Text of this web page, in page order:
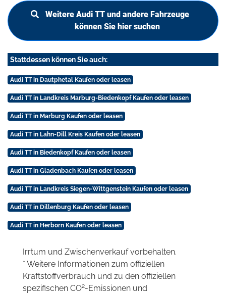
Weitere Audi TT und andere Fahrzeuge
können Sie hier suchen
Stattdessen können Sie auch:
Audi TT in Dautphetal Kaufen oder leasen
Audi TT in Landkreis Marburg-Biedenkopf Kaufen oder leasen
Audi TT in Marburg Kaufen oder leasen
Audi TT in Lahn-Dill Kreis Kaufen oder leasen
Audi TT in Biedenkopf Kaufen oder leasen
Audi TT in Gladenbach Kaufen oder leasen
Audi TT in Landkreis Siegen-Wittgenstein Kaufen oder leasen
Audi TT in Dillenburg Kaufen oder leasen
Audi TT in Herborn Kaufen oder leasen
Irrtum und Zwischenverkauf vorbehalten.
* Weitere Informationen zum offiziellen
Kraftstoffverbrauch und zu den offiziellen
spezifischen CO2-Emissionen und